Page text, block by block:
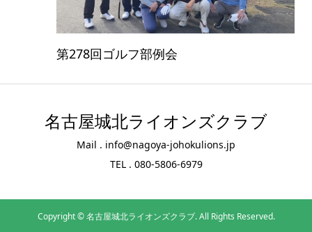
第278回ゴルフ部例会
名古屋城北ライオンズクラブ
Mail . info@nagoya-johokulions.jp
TEL . 080-5806-6979
Copyright ©名古屋城北ライオンズクラブ. All Rights Reserved.